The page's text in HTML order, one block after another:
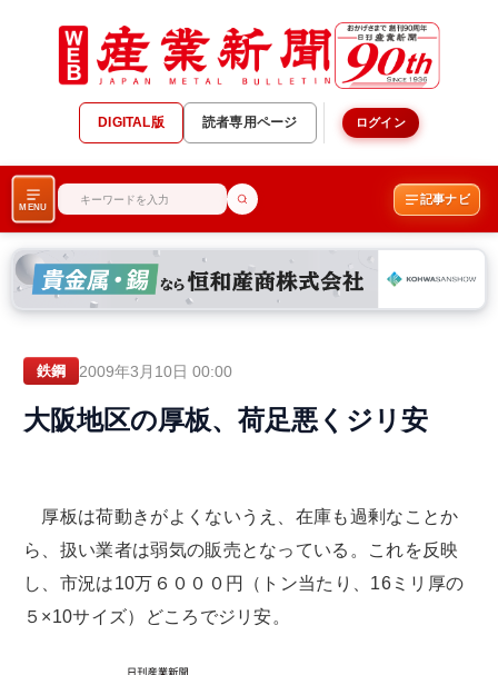
DIGITAL版 読者専用ページ ログイン
MENU
記事ナビ
鉄鋼 2009年3月10日 00:00
大阪地区の厚板、荷足悪くジリ安
厚板は荷動きがよくないうえ、在庫も過剰なことか
ら、扱い業者は弱気の販売となっている。これを反映
し、市況は10万６０００円（トン当たり、16ミリ厚の
５×10サイズ）どころでジリ安。